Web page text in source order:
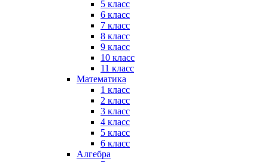
5 класс
6 класс
7 класс
8 класс
9 класс
10 класс
11 класс
Математика
1 класс
2 класс
3 класс
4 класс
5 класс
6 класс
Алгебра